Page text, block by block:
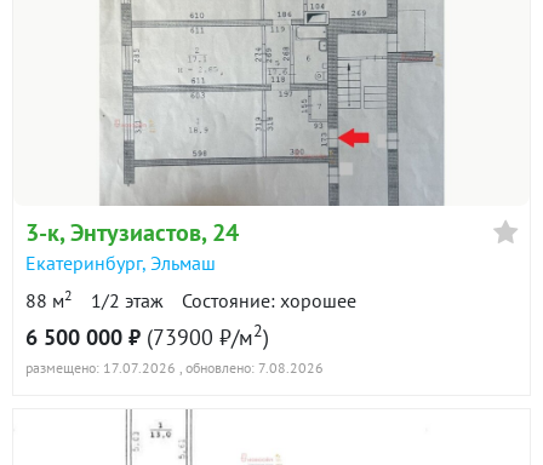
3-к, Энтузиастов, 24
Екатеринбург, Эльмаш
88 м2 1/2 этаж Состояние: хорошее
6 500 000 ₽ (73900 ₽/м2)
размещено: 17.07.2026 , обновлено: 7.08.2026